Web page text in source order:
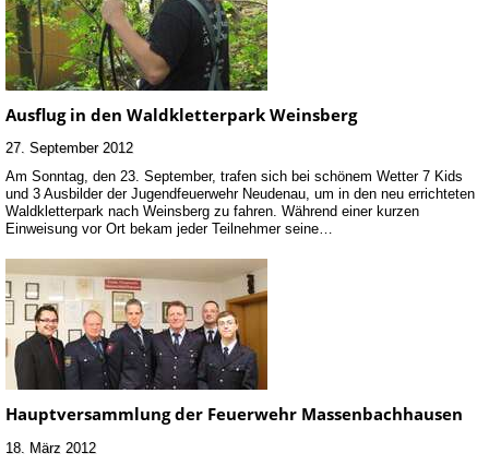
Ausflug in den Waldkletterpark Weinsberg
27. September 2012
Am Sonntag, den 23. September, trafen sich bei schönem Wetter 7 Kids
und 3 Ausbilder der Jugendfeuerwehr Neudenau, um in den neu errichteten
Waldkletterpark nach Weinsberg zu fahren. Während einer kurzen
Einweisung vor Ort bekam jeder Teilnehmer seine…
Hauptversammlung der Feuerwehr Massenbachhausen
18. März 2012